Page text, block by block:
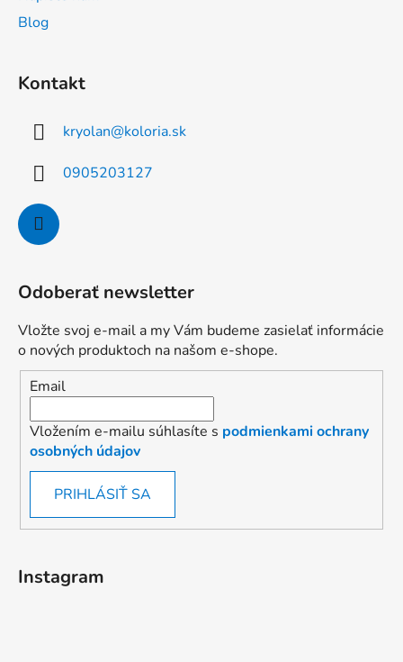
Blog
Kontakt
kryolan@koloria.sk
0905203127
Odoberať newsletter
Vložte svoj e-mail a my Vám budeme zasielať informácie
o nových produktoch na našom e-shope.
Email
Vložením e-mailu súhlasíte s podmienkami ochrany
osobných údajov
PRIHLÁSIŤ SA
Instagram